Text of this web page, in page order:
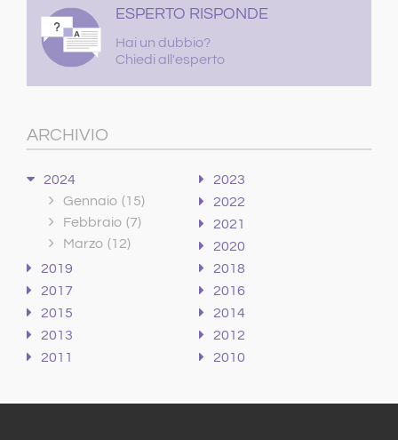
ESPERTO RISPONDE
Hai un dubbio?
Chiedi all'esperto
ARCHIVIO
2024
Gennaio (15)
Febbraio (7)
Marzo (12)
2023
2022
2021
2020
2019
2018
2017
2016
2015
2014
2013
2012
2011
2010